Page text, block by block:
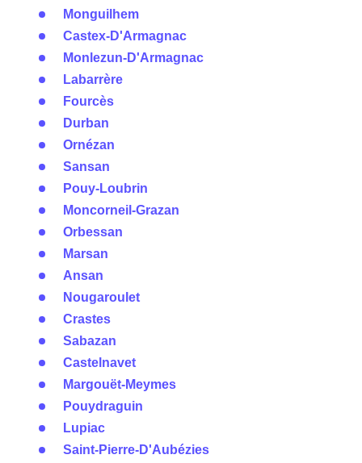
Monguilhem
Castex-D'Armagnac
Monlezun-D'Armagnac
Labarrère
Fourcès
Durban
Ornézan
Sansan
Pouy-Loubrin
Moncorneil-Grazan
Orbessan
Marsan
Ansan
Nougaroulet
Crastes
Sabazan
Castelnavet
Margouët-Meymes
Pouydraguin
Lupiac
Saint-Pierre-D'Aubézies